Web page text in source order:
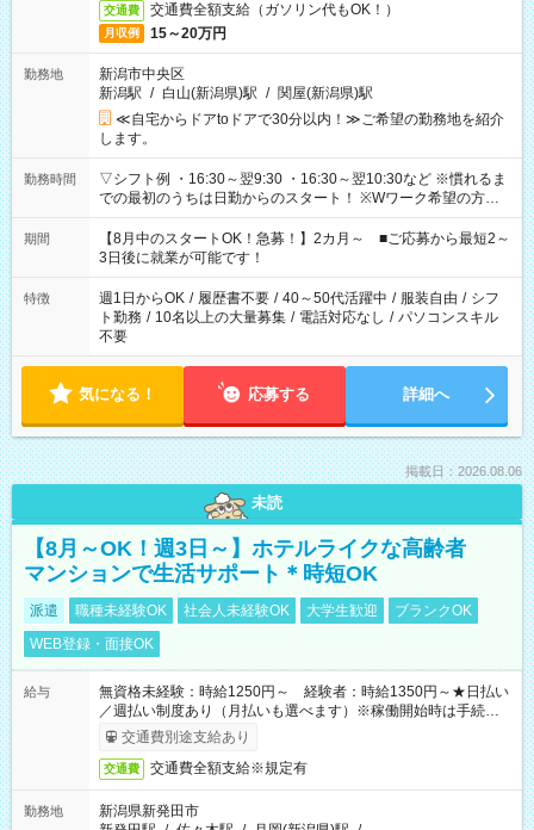
交通費 交通費全額支給（ガソリン代もOK！）
月収例 15～20万円
勤務地
新潟市中央区
新潟駅 / 白山(新潟県)駅 / 関屋(新潟県)駅
≪自宅からドアtoドアで30分以内！≫ご希望の勤務地を紹介
します。
勤務時間
▽シフト例 ・16:30～翌9:30 ・16:30～翌10:30など ※慣れるま
での最初のうちは日勤からのスタート！ ※Wワーク希望の方へ
今ご覧のお仕事で希望する勤務時間と、もう1つのお仕事の勤務
時間。 合計で週40時間を超える場合は応募できません。
期間
【8月中のスタートOK！急募！】2カ月～ ■ご応募から最短2～
3日後に就業が可能です！
特徴 週1日からOK / 履歴書不要 / 40～50代活躍中 / 服装自由 / シフ
ト勤務 / 10名以上の大量募集 / 電話対応なし / パソコンスキル
不要
気になる！ 応募する 詳細へ
掲載日：2026.08.06
未読
【8月～OK！週3日～】ホテルライクな高齢者
マンションで生活サポート＊時短OK
派遣 職種未経験OK 社会人未経験OK 大学生歓迎
ブランクOK
WEB登録・面接OK
給与
無資格未経験：時給1250円～ 経験者：時給1350円～★日払い
／週払い制度あり（月払いも選べます）※稼働開始時は手続き完
了次第のお支払いとなります。
交通費別途支給あり
交通費 交通費全額支給※規定有
勤務地
新潟県新発田市